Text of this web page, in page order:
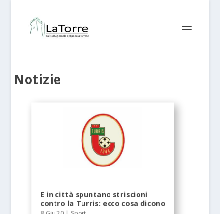
Notizie
E in città spuntano striscioni
contro la Turris: ecco cosa dicono